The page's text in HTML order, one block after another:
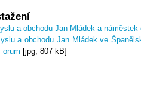
a obchodu Jan Mládek a
a obchodu Jan Mládek ve
[jpg, 807 kB]